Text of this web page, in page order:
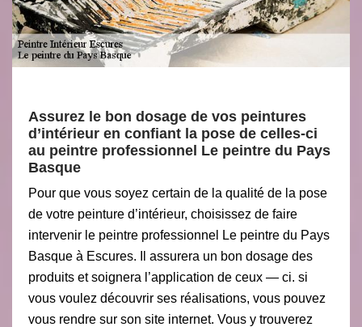
Assurez le bon dosage de vos peintures
d’intérieur en confiant la pose de celles-ci
au peintre professionnel Le peintre du Pays
Basque
Pour que vous soyez certain de la qualité de la pose
de votre peinture d’intérieur, choisissez de faire
intervenir le peintre professionnel Le peintre du Pays
Basque à Escures. Il assurera un bon dosage des
produits et soignera l’application de ceux — ci. si
vous voulez découvrir ses réalisations, vous pouvez
vous rendre sur son site internet. Vous y trouverez